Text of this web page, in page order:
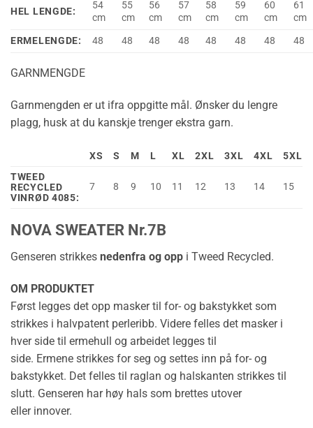
HEL LENGDE:
54
cm
55
cm
56
cm
57
cm
58
cm
59
cm
60
cm
61
cm
ERMELENGDE:
48 48 48 48 48 48 48 48
GARNMENGDE
Garnmengden er ut ifra oppgitte mål. Ønsker du lengre
plagg, husk at du kanskje trenger ekstra garn.
XS S M L XL 2XL 3XL 4XL
5XL
TWEED
RECYCLED
VINRØD 4085:
7 8 9 10 11 12 13 14 15
NOVA SWEATER Nr.7B
Genseren strikkes nedenfra og opp i Tweed Recycled.
OM PRODUKTET
Først legges det opp masker til for- og bakstykket som
strikkes i halvpatent perleribb. Videre felles det masker i
hver side til ermehull og arbeidet legges til
side. Ermene strikkes for seg og settes inn på for- og
bakstykket. Det felles til raglan og halskanten strikkes til
slutt. Genseren har høy hals som brettes utover
eller innover.